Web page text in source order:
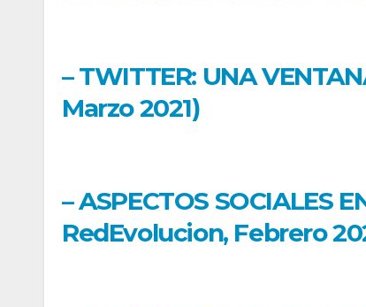
– TWITTER: UNA
Marzo 2021)
– ASPECTOS SOCIALES
RedEvolucion, Febrero